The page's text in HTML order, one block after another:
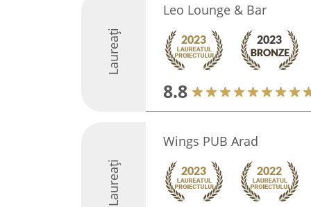
Laureați
Leo Lounge & Bar
8.8
Laureați
Wings PUB Arad